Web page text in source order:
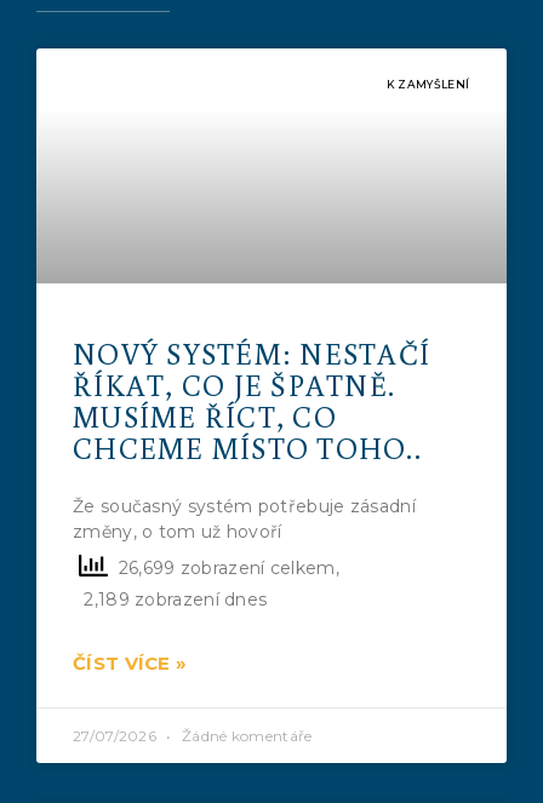
K ZAMYŠLENÍ
NOVÝ SYSTÉM: NESTAČÍ
ŘÍKAT, CO JE ŠPATNĚ.
MUSÍME ŘÍCT, CO
CHCEME MÍSTO TOHO..
Že současný systém potřebuje zásadní
změny, o tom už hovoří
26,699 zobrazení celkem,
2,189 zobrazení dnes
ČÍST VÍCE »
27/07/2026 Žádné komentáře